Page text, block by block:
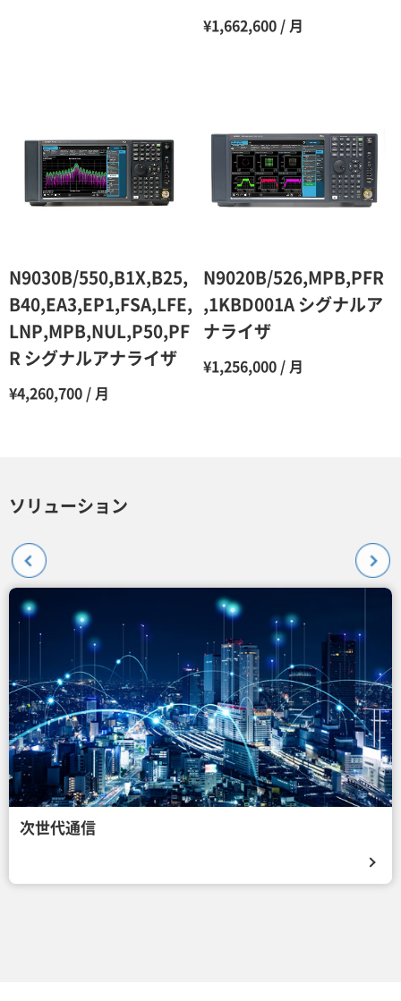
47％（割引率53％）
¥1,662,600 / 月
N9030B/550,B1X,B25,
B40,EA3,EP1,FSA,LFE,
LNP,MPB,NUL,P50,PF
R シグナルアナライザ
¥4,260,700 / 月
N9020B/526,MPB,PFR
,1KBD001A シグナルア
ナライザ
¥1,256,000 / 月
ソリューション
次世代通信